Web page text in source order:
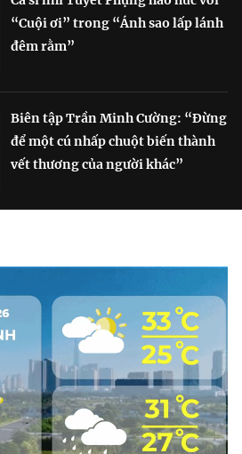
“Cuội ơi” trong “Ánh sao lấp lánh
đêm rằm”
Biên tập Trần Minh Cường: “Đừng
để một cú nhấp chuột biến thành
vết thương của người khác”